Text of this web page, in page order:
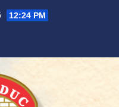
12:24 PM